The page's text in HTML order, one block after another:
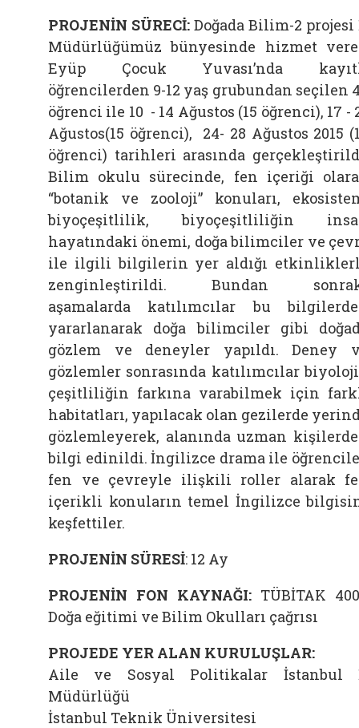
PROJENİN SÜRECİ: Doğada Bilim-2
Müdürlüğümüz bünyesinde hizmet
Eyüp Çocuk Yuvası’nda
öğrencilerden 9-12 yaş grubundan seçilen
öğrenci ile 10 - 14 Ağustos (15 öğrenci), 17 -
Ağustos(15 öğrenci), 24- 28 Ağustos 2015
öğrenci) tarihleri arasında
Bilim okulu sürecinde, fen içeriği
“botanik ve zooloji” konuları,
biyoçeşitlilik, biyoçeşitliliğin
hayatındaki önemi, doğa bilimciler ve
ile ilgili bilgilerin yer aldığı
zenginleştirildi. Bundan
aşamalarda katılımcılar bu
yararlanarak doğa bilimciler gibi
gözlem ve deneyler yapıldı. Deney
gözlemler sonrasında katılımcılar
çeşitliliğin farkına varabilmek için
habitatları, yapılacak olan gezilerde
gözlemleyerek, alanında uzman
bilgi edinildi. İngilizce drama ile
fen ve çevreyle ilişkili roller alarak
içerikli konuların temel İngilizce
keşfettiler.
PROJENİN SÜRESİ: 12 Ay
PROJENİN FON KAYNAĞI: TÜBİTAK
Doğa eğitimi ve Bilim Okulları çağrısı
PROJEDE YER ALAN KURULUŞLAR:
Aile ve Sosyal Politikalar İstanbul
Müdürlüğü
İstanbul Teknik Üniversitesi